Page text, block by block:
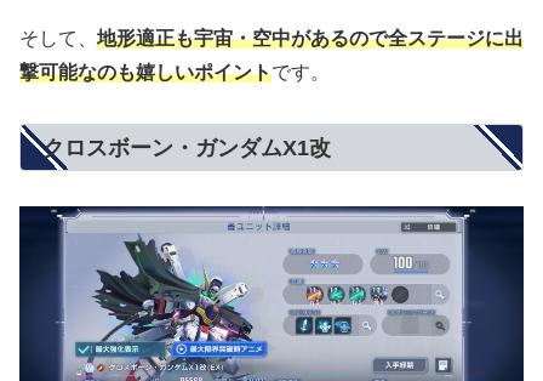
そして、 地形適正も宇宙・空中があるので全ステージに出
撃可能なのも嬉しいポイントです。
クロスボーン・ガンダムX1改